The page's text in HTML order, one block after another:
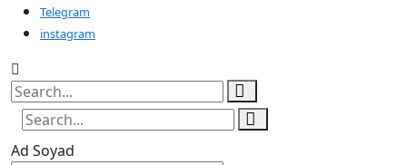
Telegram
instagram
Ad Soyad